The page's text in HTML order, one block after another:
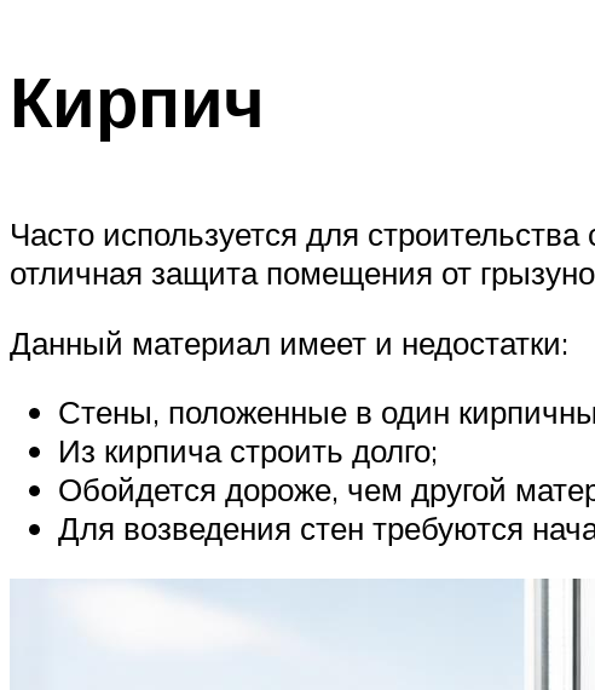
Кирпич
Часто используется для
отличная защита помещения от
Данный материал имеет и недостатки:
Стены, положенные в один
Из кирпича строить долго;
Обойдется дороже, чем другой
Для возведения стен требуются